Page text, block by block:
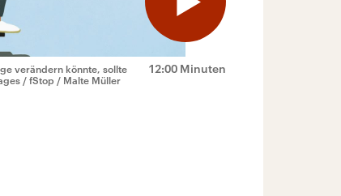
12:00 Minuten
verändern könnte, sollte
/ fStop / Malte Müller